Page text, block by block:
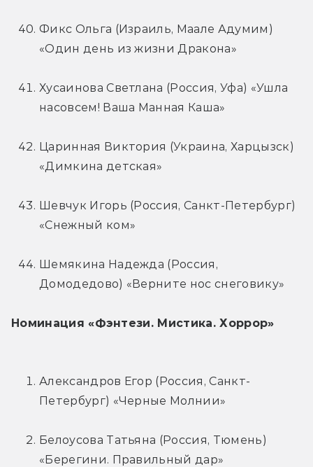
Фикс Ольга (Израиль, Маале Адумим)
«Один день из жизни Дракона»
Хусаинова Светлана (Россия, Уфа) «Ушла
насовсем! Ваша Манная Каша»
Царинная Виктория (Украина, Харцызск)
«Димкина детская»
Шевчук Игорь (Россия, Cанкт-Петербург)
«Снежный ком»
Шемякина Надежда (Россия,
Домодедово) «Верните нос снеговику»
Номинация «Фэнтези. Мистика. Хоррор»
Александров Егор (Россия, Санкт-
Петербург) «Черные Молнии»
Белоусова Татьяна (Россия, Тюмень)
«Берегини. Правильный дар»